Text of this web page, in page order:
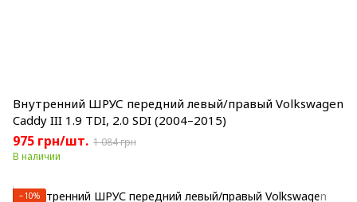
Внутренний ШРУС передний левый/правый Volkswagen
Caddy III 1.9 TDI, 2.0 SDI (2004–2015)
975 грн/шт. 1 084 грн
В наличии
−10%